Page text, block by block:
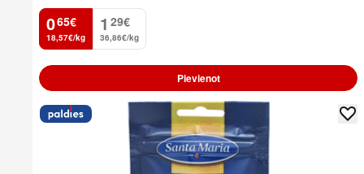
0
. 65€
18,57€/kg
1
. 29€
36,86€/kg
Pievienot